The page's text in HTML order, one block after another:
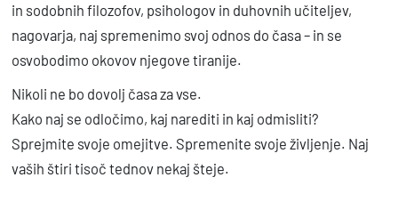
in sodobnih filozofov, psihologov in duhovnih učiteljev,
nagovarja, naj spremenimo svoj odnos do časa – in se
osvobodimo okovov njegove tiranije.
Nikoli ne bo dovolj časa za vse.
Kako naj se odločimo, kaj narediti in kaj odmisliti?
Sprejmite svoje omejitve. Spremenite svoje življenje. Naj
vaših štiri tisoč tednov nekaj šteje.